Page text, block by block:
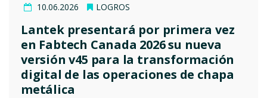
10.06.2026 LOGROS
Lantek presentará por primera vez
en Fabtech Canada 2026 su nueva
versión v45 para la transformación
digital de las operaciones de chapa
metálica